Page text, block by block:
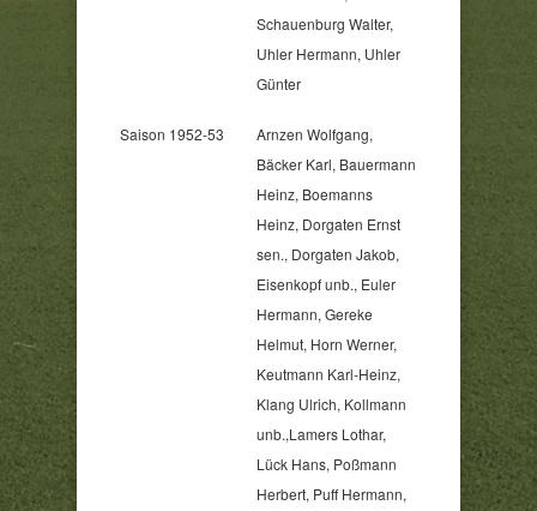
Schauenburg Walter,
Uhler Hermann, Uhler
Günter
Saison 1952-53
Arnzen Wolfgang,
Bäcker Karl, Bauermann
Heinz, Boemanns
Heinz, Dorgaten Ernst
sen., Dorgaten Jakob,
Eisenkopf unb., Euler
Hermann, Gereke
Helmut, Horn Werner,
Keutmann Karl-Heinz,
Klang Ulrich, Kollmann
unb.,Lamers Lothar,
Lück Hans, Poßmann
Herbert, Puff Hermann,